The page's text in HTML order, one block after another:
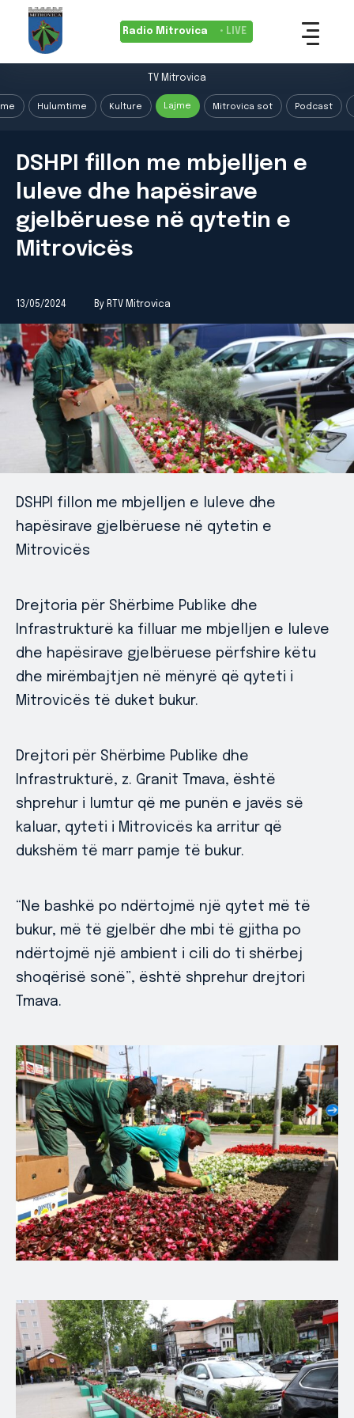
Radio Mitrovica • LIVE
TV Mitrovica
Hulumtime Kulture Lajme Mitrovica sot Podcast
DSHPI fillon me mbjelljen e
luleve dhe hapësirave
gjelbëruese në qytetin e
Mitrovicës
13/05/2024 By RTV Mitrovica
DSHPI fillon me mbjelljen e luleve dhe
hapësirave gjelbëruese në qytetin e
Mitrovicës
Drejtoria për Shërbime Publike dhe
Infrastrukturë ka filluar me mbjelljen e luleve
dhe hapësirave gjelbëruese përfshire këtu
dhe mirëmbajtjen në mënyrë që qyteti i
Mitrovicës të duket bukur.
Drejtori për Shërbime Publike dhe
Infrastrukturë, z. Granit Tmava, është
shprehur i lumtur që me punën e javës së
kaluar, qyteti i Mitrovicës ka arritur që
dukshëm të marr pamje të bukur.
“Ne bashkë po ndërtojmë një qytet më të
bukur, më të gjelbër dhe mbi të gjitha po
ndërtojmë një ambient i cili do ti shërbej
shoqërisë sonë”, është shprehur drejtori
Tmava.